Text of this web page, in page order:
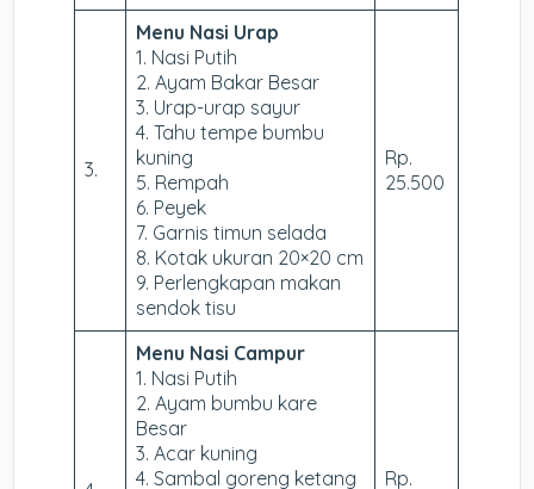
3.
Menu Nasi Urap
1. Nasi Putih
2. Ayam Bakar Besar
3. Urap-urap sayur
4. Tahu tempe bumbu
kuning
5. Rempah
6. Peyek
7. Garnis timun selada
8. Kotak ukuran 20×20 cm
9. Perlengkapan makan
sendok tisu
Rp.
25.500
Menu Nasi Campur
1. Nasi Putih
2. Ayam bumbu kare
Besar
3. Acar kuning
4. Sambal goreng ketang
Rp.